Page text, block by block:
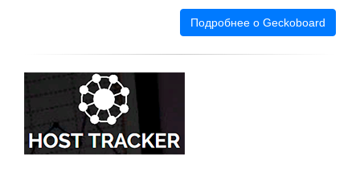
Подробнее о Geckoboard